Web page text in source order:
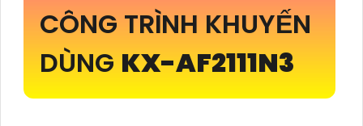
CÔNG TRÌNH KHUYẾN
DÙNG KX-AF2111N3